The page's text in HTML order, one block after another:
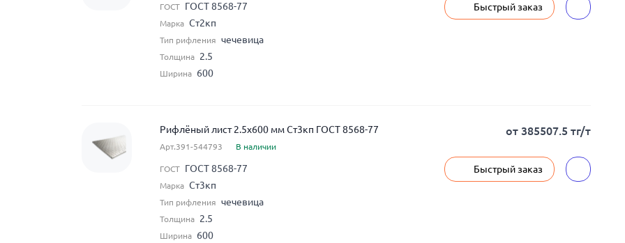
ГОСТ ГОСТ 8568-77
Марка Ст2кп
Тип рифления чечевица
Толщина 2.5
Ширина 600
Быстрый заказ
Рифлёный лист 2.5x600 мм Ст3кп ГОСТ 8568-77
Арт.391-544793 В наличии
ГОСТ ГОСТ 8568-77
Марка Ст3кп
Тип рифления чечевица
Толщина 2.5
Ширина 600
от 385507.5 тг/т
Быстрый заказ